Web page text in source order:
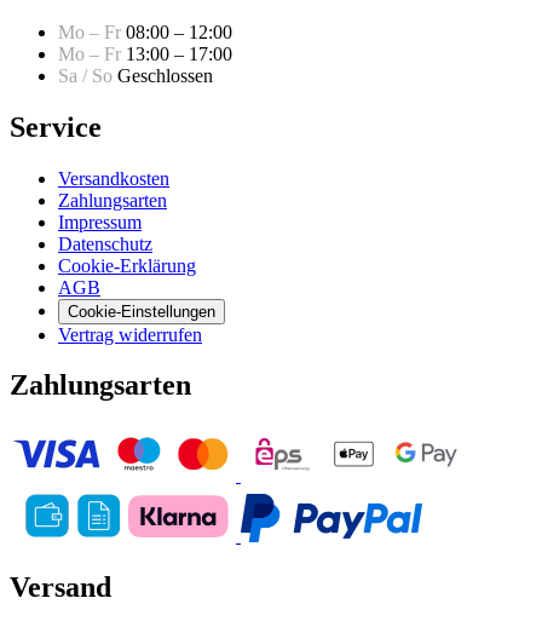
Mo – Fr 08:00 – 12:00
Mo – Fr 13:00 – 17:00
Sa / So Geschlossen
Service
Versandkosten
Zahlungsarten
Impressum
Datenschutz
Cookie-Erklärung
AGB
Cookie-Einstellungen
Vertrag widerrufen
Zahlungsarten
Versand